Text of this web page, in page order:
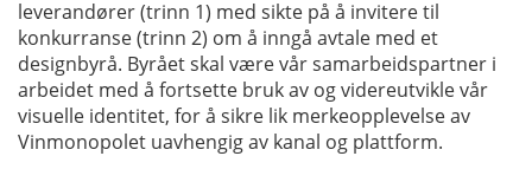
leverandører (trinn 1) med sikte på å invitere til
konkurranse (trinn 2) om å inngå avtale med et
designbyrå. Byrået skal være vår samarbeidspartner i
arbeidet med å fortsette bruk av og videreutvikle vår
visuelle identitet, for å sikre lik merkeopplevelse av
Vinmonopolet uavhengig av kanal og plattform.